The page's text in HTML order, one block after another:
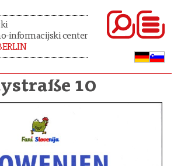
informacijski center
10